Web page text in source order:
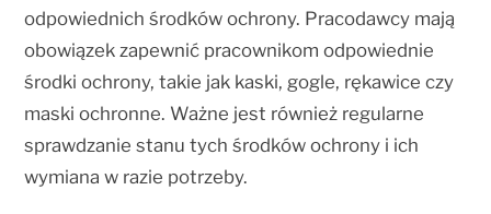
odpowiednich środków ochrony. Pracodawcy mają
obowiązek zapewnić pracownikom odpowiednie
środki ochrony, takie jak kaski, gogle, rękawice czy
maski ochronne. Ważne jest również regularne
sprawdzanie stanu tych środków ochrony i ich
wymiana w razie potrzeby.